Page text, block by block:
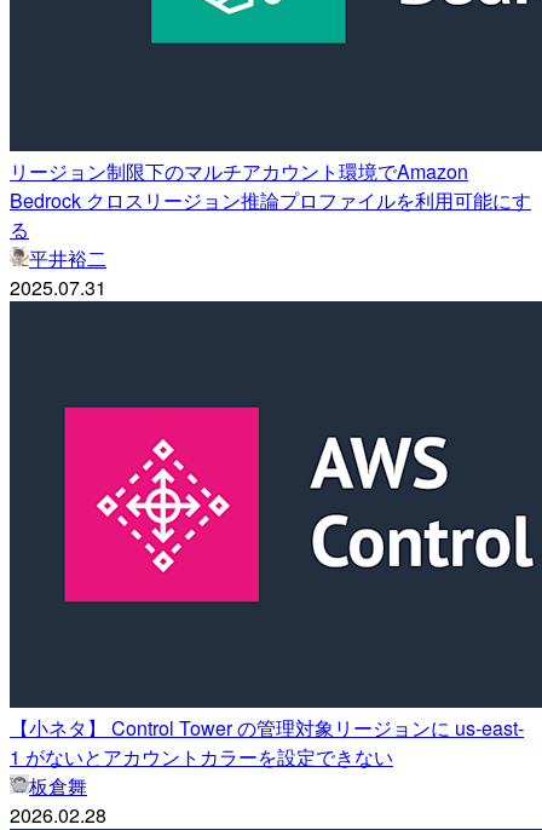
リージョン制限下のマルチアカウント環境でAmazon
Bedrock クロスリージョン推論プロファイルを利用可能にす
る
平井裕二
2025.07.31
【小ネタ】 Control Tower の管理対象リージョンに us-east-
1 がないとアカウントカラーを設定できない
板倉舞
2026.02.28